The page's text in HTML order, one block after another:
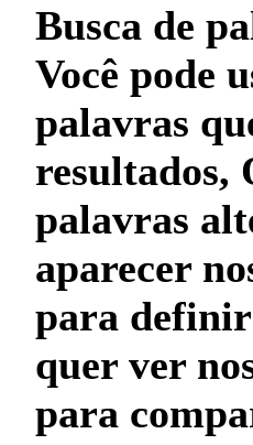
Busca de
Você pode
palavras
resultados,
palavras
aparecer
para
quer ver
para